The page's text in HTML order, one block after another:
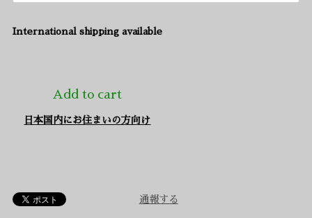
International shipping available
Add to cart
日本国内にお住まいの方向け
通報する